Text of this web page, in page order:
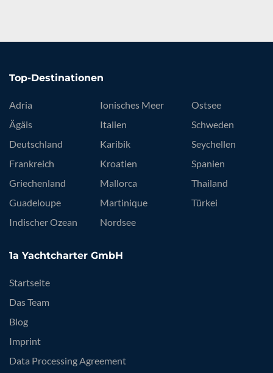
Top-Destinationen
Adria
Ägäis
Deutschland
Frankreich
Griechenland
Guadeloupe
Indischer Ozean
Ionisches Meer
Italien
Karibik
Kroatien
Mallorca
Martinique
Nordsee
Ostsee
Schweden
Seychellen
Spanien
Thailand
Türkei
1a Yachtcharter GmbH
Startseite
Das Team
Blog
Imprint
Data Processing Agreement